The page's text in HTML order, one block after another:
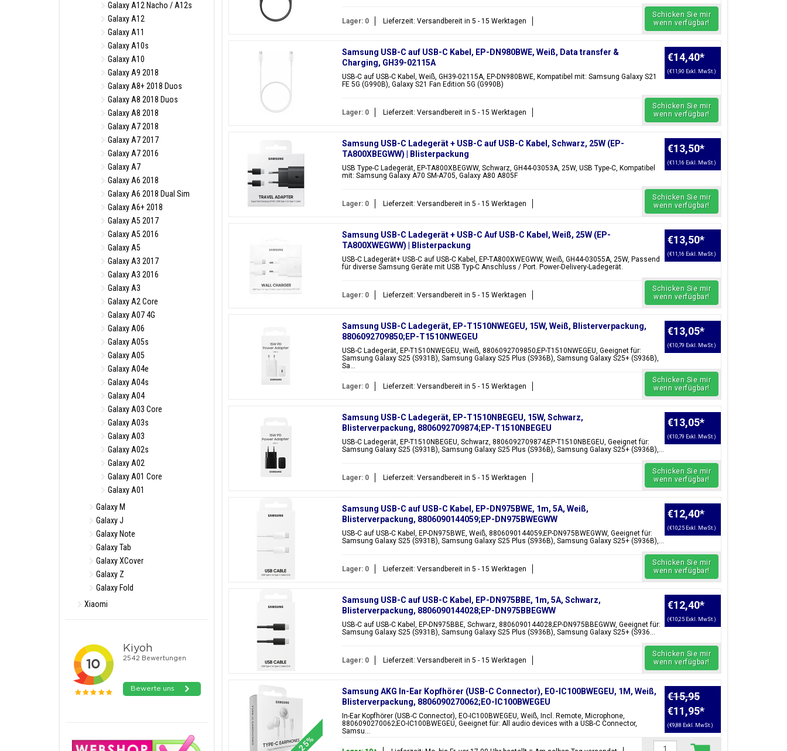
Galaxy A12 Nacho / A12s
Galaxy A12
Galaxy A11
Galaxy A10s
Galaxy A10
Galaxy A9 2018
Galaxy A8+ 2018 Duos
Galaxy A8 2018 Duos
Galaxy A8 2018
Galaxy A7 2018
Galaxy A7 2017
Galaxy A7 2016
Galaxy A7
Galaxy A6 2018
Galaxy A6 2018 Dual Sim
Galaxy A6+ 2018
Galaxy A5 2017
Galaxy A5 2016
Galaxy A5
Galaxy A3 2017
Galaxy A3 2016
Galaxy A3
Galaxy A2 Core
Galaxy A07 4G
Galaxy A06
Galaxy A05s
Galaxy A05
Galaxy A04e
Galaxy A04s
Galaxy A04
Galaxy A03 Core
Galaxy A03s
Galaxy A03
Galaxy A02s
Galaxy A02
Galaxy A01 Core
Galaxy A01
Galaxy M
Galaxy J
Galaxy Note
Galaxy Tab
Galaxy XCover
Galaxy Z
Galaxy Fold
Xiaomi
Lager: 0 Lieferzeit: Versandbereit in 5 - 15 Werktagen
Schicken Sie mir
wenn verfügbar!
Samsung USB-C auf USB-C Kabel, EP-DN980BWE, Weiß, Data transfer &
Charging, GH39-02115A
USB-C auf USB-C Kabel, Weiß, GH39-02115A, EP-DN980BWE, Kompatibel mit: Samsung Galaxy S21
FE 5G (G990B), Galaxy S21 Fan Edition 5G (G990B)
€14,40*
(€11,90 Exkl. MwSt.)
Lager: 0 Lieferzeit: Versandbereit in 5 - 15 Werktagen
Schicken Sie mir
wenn verfügbar!
Samsung USB-C Ladegerät + USB-C auf USB-C Kabel, Schwarz, 25W (EP-
TA800XBEGWW) | Blisterpackung
USB Type-C Ladegerät, EP-TA800XBEGWW, Schwarz, GH44-03053A, 25W, USB Type-C, Kompatibel
mit: Samsung Galaxy A70 SM-A705, Galaxy A80 A805F
€13,50*
(€11,16 Exkl. MwSt.)
Lager: 0 Lieferzeit: Versandbereit in 5 - 15 Werktagen
Schicken Sie mir
wenn verfügbar!
Samsung USB-C Ladegerät + USB-C Auf USB-C Kabel, Weiß, 25W (EP-
TA800XWEGWW) | Blisterpackung
USB-C Ladegerät+ USB-C auf USB-C Kabel, EP-TA800XWEGWW, Weiß, GH44-03055A, 25W, Passend
für diverse Samsung Geräte mit USB Typ-C Anschluss / Port. Power-Delivery-Ladegerät.
€13,50*
(€11,16 Exkl. MwSt.)
Lager: 0 Lieferzeit: Versandbereit in 5 - 15 Werktagen
Schicken Sie mir
wenn verfügbar!
Samsung USB-C Ladegerät, EP-T1510NWEGEU, 15W, Weiß, Blisterverpackung,
8806092709850;EP-T1510NWEGEU
USB-C Ladegerät, EP-T1510NWEGEU, Weiß, 8806092709850;EP-T1510NWEGEU, Geeignet für:
Samsung Galaxy S25 (S931B), Samsung Galaxy S25 Plus (S936B), Samsung Galaxy S25+ (S936B),
Sa...
€13,05*
(€10,79 Exkl. MwSt.)
Lager: 0 Lieferzeit: Versandbereit in 5 - 15 Werktagen
Schicken Sie mir
wenn verfügbar!
Samsung USB-C Ladegerät, EP-T1510NBEGEU, 15W, Schwarz,
Blisterverpackung, 8806092709874;EP-T1510NBEGEU
USB-C Ladegerät, EP-T1510NBEGEU, Schwarz, 8806092709874;EP-T1510NBEGEU, Geeignet für:
Samsung Galaxy S25 (S931B), Samsung Galaxy S25 Plus (S936B), Samsung Galaxy S25+ (S936B),...
€13,05*
(€10,79 Exkl. MwSt.)
Lager: 0 Lieferzeit: Versandbereit in 5 - 15 Werktagen
Schicken Sie mir
wenn verfügbar!
Samsung USB-C auf USB-C Kabel, EP-DN975BWE, 1m, 5A, Weiß,
Blisterverpackung, 8806090144059;EP-DN975BWEGWW
USB-C auf USB-C Kabel, EP-DN975BWE, Weiß, 8806090144059;EP-DN975BWEGWW, Geeignet für:
Samsung Galaxy S25 (S931B), Samsung Galaxy S25 Plus (S936B), Samsung Galaxy S25+ (S936B),...
€12,40*
(€10,25 Exkl. MwSt.)
Lager: 0 Lieferzeit: Versandbereit in 5 - 15 Werktagen
Schicken Sie mir
wenn verfügbar!
Samsung USB-C auf USB-C Kabel, EP-DN975BBE, 1m, 5A, Schwarz,
Blisterverpackung, 8806090144028;EP-DN975BBEGWW
USB-C auf USB-C Kabel, EP-DN975BBE, Schwarz, 8806090144028;EP-DN975BBEGWW, Geeignet für:
Samsung Galaxy S25 (S931B), Samsung Galaxy S25 Plus (S936B), Samsung Galaxy S25+ (S936...
€12,40*
(€10,25 Exkl. MwSt.)
Lager: 0 Lieferzeit: Versandbereit in 5 - 15 Werktagen
Schicken Sie mir
wenn verfügbar!
-25%
Samsung AKG In-Ear Kopfhörer (USB-C Connector), EO-IC100BWEGEU, 1M, Weiß,
Blisterverpackung, 8806090270062;EO-IC100BWEGEU
In-Ear Kopfhörer (USB-C Connector), EO-IC100BWEGEU, Weiß, Incl. Remote, Microphone,
8806090270062;EO-IC100BWEGEU, Geeignet für: All audio devices with a USB-C Connector,
Samsu...
€15,95
€11,95*
(€9,88 Exkl. MwSt.)